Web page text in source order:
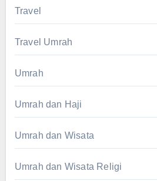
Travel
Travel Umrah
Umrah
Umrah dan Haji
Umrah dan Wisata
Umrah dan Wisata Religi